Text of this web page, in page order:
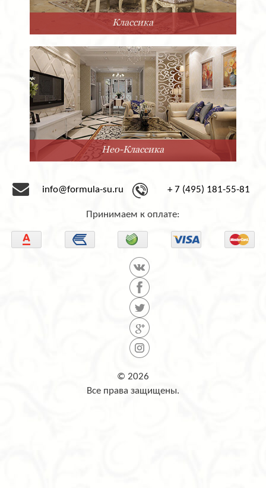
Классика
Нео-Классика
info@formula-su.ru + 7 (495) 181-55-81
Принимаем к оплате:
© 2026
Все права защищены.